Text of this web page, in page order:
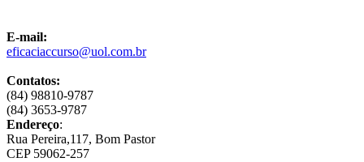
E-mail:
eficaciaccurso@uol.com.br
Contatos:
(84) 98810-9787
(84) 3653-9787
Endereço:
Rua Pereira,117, Bom Pastor
CEP 59062-257